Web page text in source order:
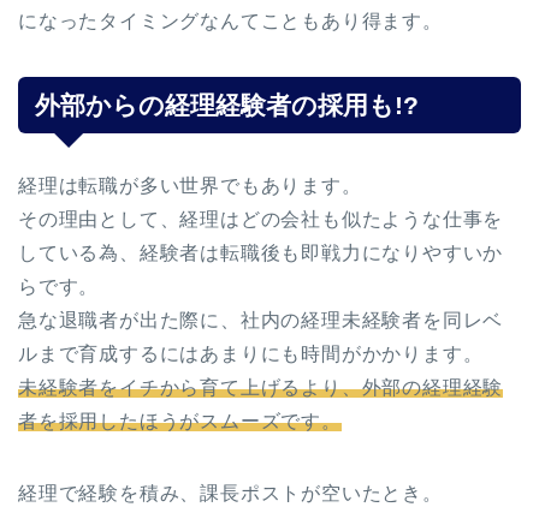
になったタイミングなんてこともあり得ます。
外部からの経理経験者の採用も!?
経理は転職が多い世界でもあります。
その理由として、経理はどの会社も似たような仕事を
している為、経験者は転職後も即戦力になりやすいか
らです。
急な退職者が出た際に、社内の経理未経験者を同レベ
ルまで育成するにはあまりにも時間がかかります。
未経験者をイチから育て上げるより、外部の経理経験
者を採用したほうがスムーズです。
経理で経験を積み、課長ポストが空いたとき。